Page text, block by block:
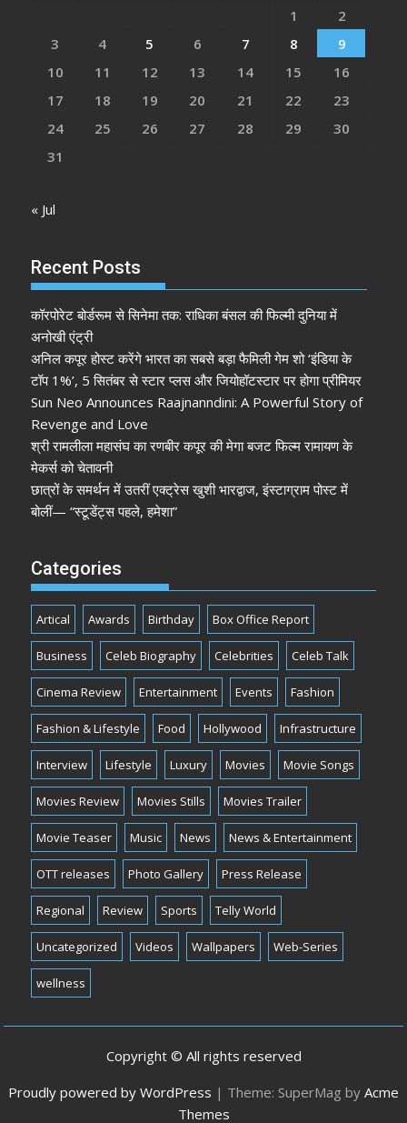
1
2
3
4 5 6 7 8
9
10
11 12 13 14 15
16
17
18 19 20 21 22
23
24
25 26 27 28 29
30
31
« Jul
Recent Posts
कॉरपोरेट बोर्डरूम से सिनेमा तक: राधिका बंसल की फिल्मी दुनिया में
अनोखी एंट्री
अनिल कपूर होस्ट करेंगे भारत का सबसे बड़ा फैमिली गेम शो ‘इंडिया के
टॉप 1%’, 5 सितंबर से स्टार प्लस और जियोहॉटस्टार पर होगा प्रीमियर
Sun Neo Announces Raajnanndini: A Powerful Story of
Revenge and Love
श्री रामलीला महासंघ का रणबीर कपूर की मेगा बजट फिल्म रामायण के
मेकर्स को चेतावनी
छात्रों के समर्थन में उतरीं एक्ट्रेस खुशी भारद्वाज, इंस्टाग्राम पोस्ट में
बोलीं— “स्टूडेंट्स पहले, हमेशा”
Categories
Artical Awards Birthday Box Office Report
Business Celeb Biography Celebrities Celeb Talk
Cinema Review Entertainment Events Fashion
Fashion & Lifestyle Food Hollywood Infrastructure
Interview Lifestyle Luxury Movies Movie Songs
Movies Review Movies Stills Movies Trailer
Movie Teaser Music News News & Entertainment
OTT releases Photo Gallery Press Release
Regional Review Sports Telly World
Uncategorized Videos Wallpapers Web-Series
wellness
Copyright © All rights reserved
Proudly powered by WordPress | Theme: SuperMag by Acme
Themes